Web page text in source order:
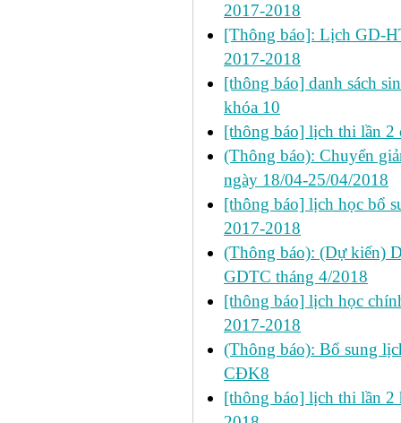
2017-2018
[Thông báo]: Lịch GD-
2017-2018
[thông báo] danh sách
khóa 10
[thông báo] lịch thi lần 2
(Thông báo): Chuyển
ngày 18/04-25/04/2018
[thông báo] lịch học bổ
2017-2018
(Thông báo): (Dự kiến)
GDTC tháng 4/2018
[thông báo] lịch học
2017-2018
(Thông báo): Bổ sung
CĐK8
[thông báo] lịch thi lần 2